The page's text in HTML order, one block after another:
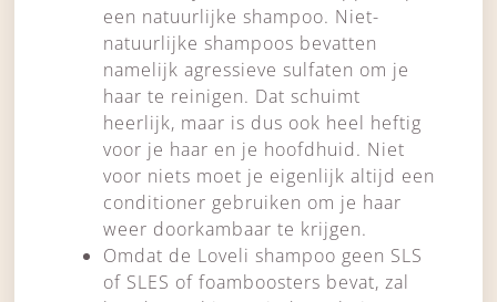
een natuurlijke shampoo. Niet-
natuurlijke shampoos bevatten
namelijk agressieve sulfaten om je
haar te reinigen. Dat schuimt
heerlijk, maar is dus ook heel heftig
voor je haar en je hoofdhuid. Niet
voor niets moet je eigenlijk altijd een
conditioner gebruiken om je haar
weer doorkambaar te krijgen.
Omdat de Loveli shampoo geen SLS
of SLES of foamboosters bevat, zal